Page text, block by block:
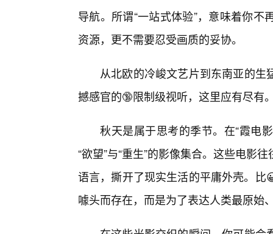
导航。所谓“一站式体验”，意味着你
资源，更不需要忍受画质的妥协。
从北欧的冷峻文艺片到东南亚的
撼感官的🔞限制级视听，这里应有尽有
秋天是属于思考的季节。在“霞电
“欲望”与“重生”的影像集合。这些电影
语言，撕开了现实生活的平庸外壳。
噱头而存在，而是为了表达人类最原始